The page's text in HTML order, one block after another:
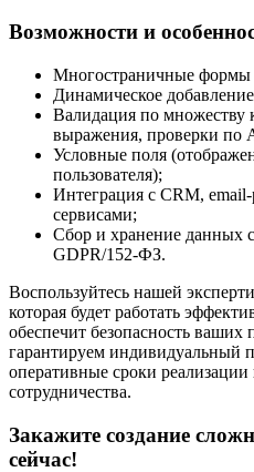
Возможности и
Многостраничные формы
Динамическое
Валидация по множеству
выражения, проверки по
Условные поля
пользователя);
Интеграция с CRM,
сервисами;
Сбор и хранение данных
GDPR/152-ФЗ.
Воспользуйтесь нашей
которая будет работать
обеспечит безопасность ваших
гарантируем индивидуальный
оперативные сроки реализации
сотрудничества.
Закажите создание
сейчас!